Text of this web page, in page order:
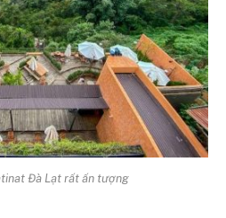
Đà Lạt rất ấn tượng